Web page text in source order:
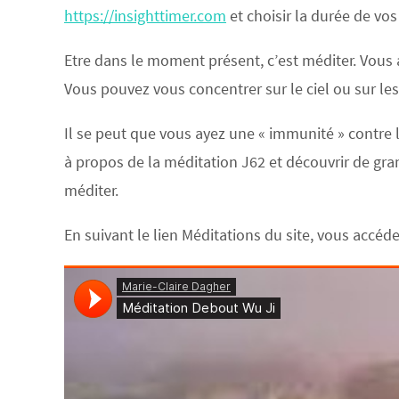
https://insighttimer.com et choisir la durée de
Etre dans le moment présent, c’est méditer.
Vous pouvez vous concentrer sur le ciel ou sur
Il se peut que vous ayez une « immunité »
à propos de la méditation J62 et découvrir de
méditer.
En suivant le lien Méditations du site, vous